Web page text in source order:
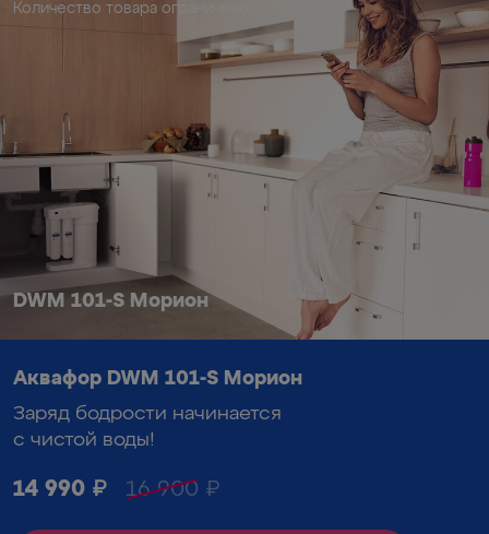
Количество товара ограничено.
DWM 101-S Морион
Аквафор DWM 101-S Морион
Заряд бодрости начинается
с чистой воды!
16 900 ₽
14 990 ₽